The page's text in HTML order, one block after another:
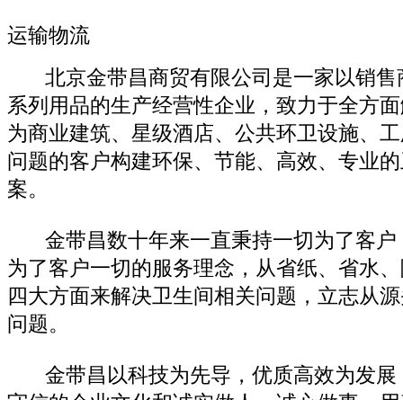
运输物流
北京金带昌商贸有限公司是一家以销售
系列用品的生产经营性企业，致力于全方
为商业建筑、星级酒店、公共环卫设施、
问题的客户构建环保、节能、高效、专业
案。
金带昌数十年来一直秉持一切为了客户
为了客户一切的服务理念，从省纸、省水
四大方面来解决卫生间相关问题，立志从
问题。
金带昌以科技为先导，优质高效为发展